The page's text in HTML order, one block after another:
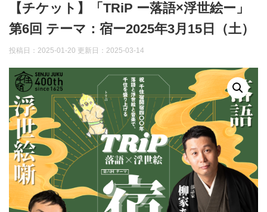
【チケット】「TRiP ー落語×浮世絵ー」
第6回 テーマ：宿ー2025年3月15日（土）
投稿日：2025-01-20 更新日： 2025-03-14